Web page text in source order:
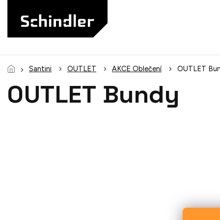
Santini OUTLET AKCE Oblečení OUTLET
OUTLET Bundy